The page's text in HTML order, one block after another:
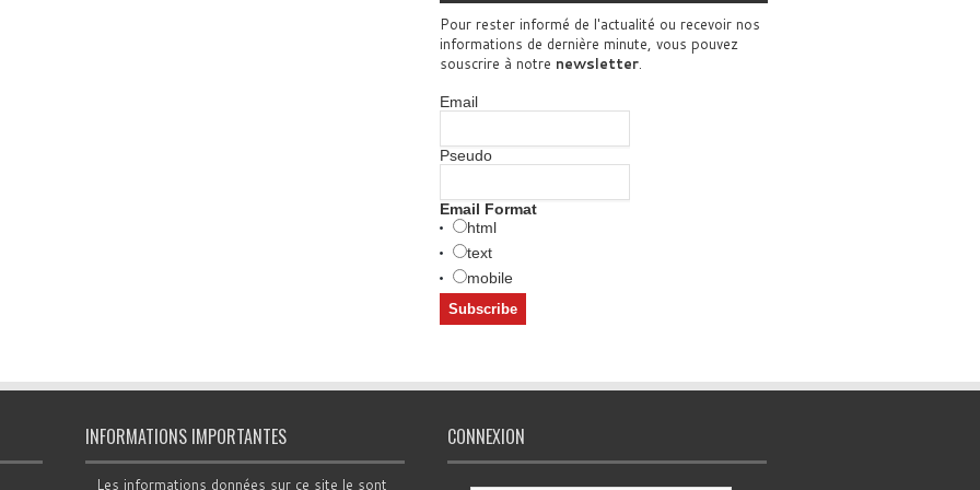
Pour rester informé de l'actualité ou recevoir nos
informations de dernière minute, vous pouvez
souscrire à notre newsletter.
Email
Pseudo
Email Format
html
text
mobile
INFORMATIONS IMPORTANTES
Les informations données sur ce site le sont
CONNEXION